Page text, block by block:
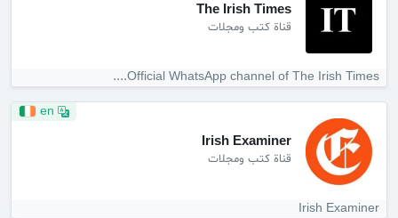
The Irish Times
قناة كتب ومجلات
Official WhatsApp channel of The Irish Times....
Irish Examiner
قناة كتب ومجلات
Irish Examiner